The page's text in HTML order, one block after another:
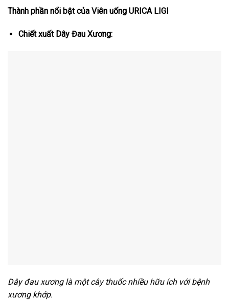
Thành phần nổi bật của Viên uống URICA LIGI
Chiết xuất Dây Đau Xương:
Dây đau xương là một cây thuốc nhiều hữu ích với bệnh
xương khớp.